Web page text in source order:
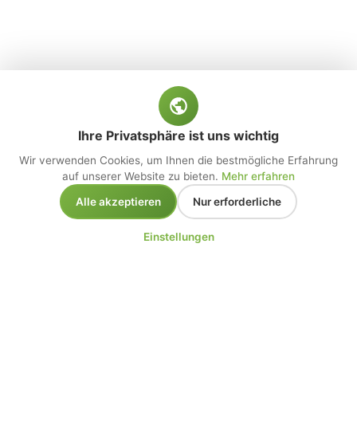
Ihre Privatsphäre ist uns wichtig
Wir verwenden Cookies, um Ihnen die bestmögliche Erfahrung
auf unserer Website zu bieten. Mehr erfahren
Alle akzeptieren
Nur erforderliche
Einstellungen